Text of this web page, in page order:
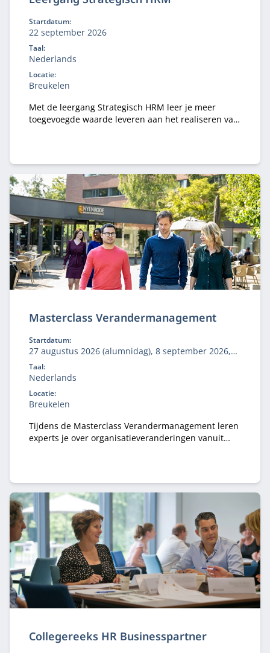
Startdatum:
22 september 2026
Taal:
Nederlands
Locatie:
Breukelen
Met de leergang Strategisch HRM leer je meer
toegevoegde waarde leveren aan het realiseren van
Masterclass Verandermanagement
Startdatum:
27 augustus 2026 (alumnidag), 8 september 2026,
27 oktober 2026
Taal:
Nederlands
Locatie:
Breukelen
Tijdens de Masterclass Verandermanagement leren
experts je over organisatieveranderingen vanuit
Collegereeks HR Businesspartner